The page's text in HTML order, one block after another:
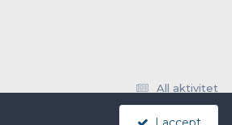
All aktivitet